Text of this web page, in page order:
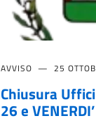
AVVISO 25
Chiusura
26 e